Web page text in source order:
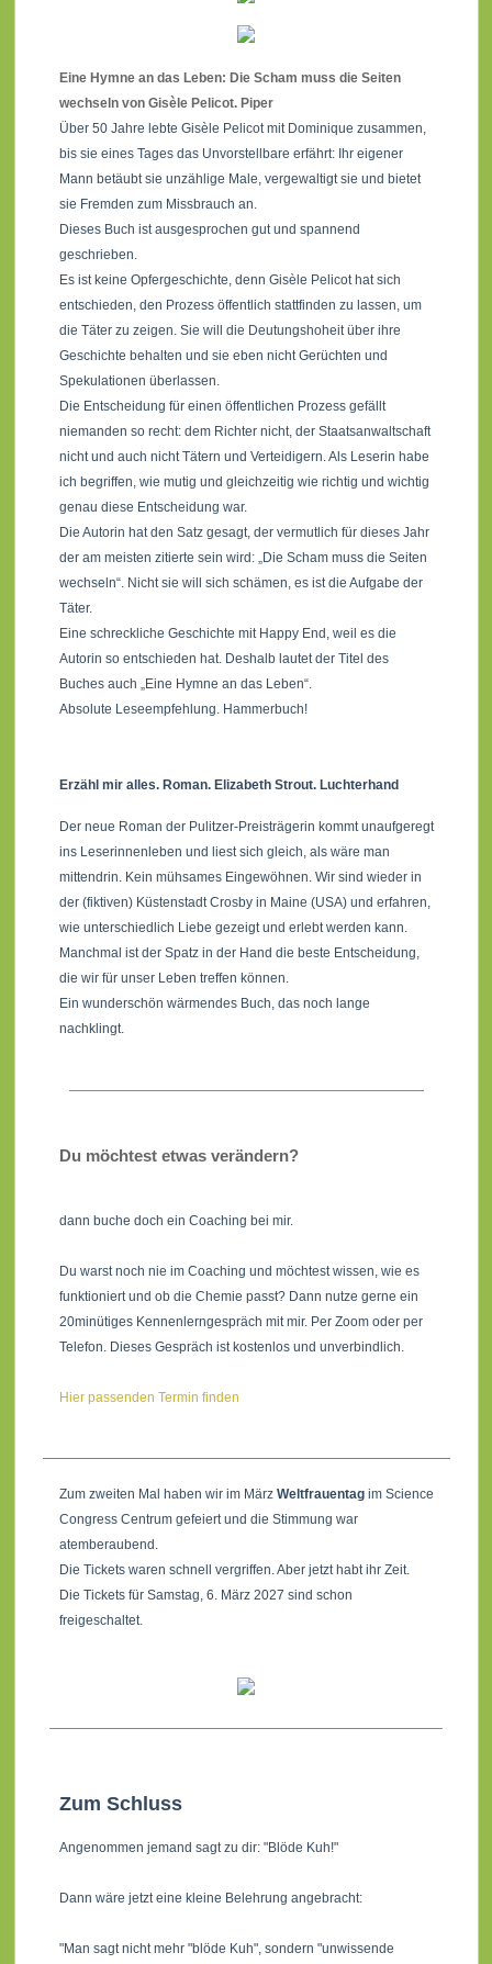
Eine Hymne an das Leben: Die Scham muss die Seiten
wechseln von Gisèle Pelicot. Piper
Über 50 Jahre lebte Gisèle Pelicot mit Dominique zusammen,
bis sie eines Tages das Unvorstellbare erfährt: Ihr eigener
Mann betäubt sie unzählige Male, vergewaltigt sie und bietet
sie Fremden zum Missbrauch an.
Dieses Buch ist ausgesprochen gut und spannend
geschrieben.
Es ist keine Opfergeschichte, denn Gisèle Pelicot hat sich
entschieden, den Prozess öffentlich stattfinden zu lassen, um
die Täter zu zeigen. Sie will die Deutungshoheit über ihre
Geschichte behalten und sie eben nicht Gerüchten und
Spekulationen überlassen.
Die Entscheidung für einen öffentlichen Prozess gefällt
niemanden so recht: dem Richter nicht, der Staatsanwaltschaft
nicht und auch nicht Tätern und Verteidigern. Als Leserin habe
ich begriffen, wie mutig und gleichzeitig wie richtig und wichtig
genau diese Entscheidung war.
Die Autorin hat den Satz gesagt, der vermutlich für dieses Jahr
der am meisten zitierte sein wird: „Die Scham muss die Seiten
wechseln“. Nicht sie will sich schämen, es ist die Aufgabe der
Täter.
Eine schreckliche Geschichte mit Happy End, weil es die
Autorin so entschieden hat. Deshalb lautet der Titel des
Buches auch „Eine Hymne an das Leben“.
Absolute Leseempfehlung. Hammerbuch!
Erzähl mir alles. Roman. Elizabeth Strout. Luchterhand
Der neue Roman der Pulitzer-Preisträgerin kommt unaufgeregt
ins Leserinnenleben und liest sich gleich, als wäre man
mittendrin. Kein mühsames Eingewöhnen. Wir sind wieder in
der (fiktiven) Küstenstadt Crosby in Maine (USA) und erfahren,
wie unterschiedlich Liebe gezeigt und erlebt werden kann.
Manchmal ist der Spatz in der Hand die beste Entscheidung,
die wir für unser Leben treffen können.
Ein wunderschön wärmendes Buch, das noch lange
nachklingt.
Du möchtest etwas verändern?
dann buche doch ein Coaching bei mir.
Du warst noch nie im Coaching und möchtest wissen, wie es
funktioniert und ob die Chemie passt? Dann nutze gerne ein
20minütiges Kennenlerngespräch mit mir. Per Zoom oder per
Telefon. Dieses Gespräch ist kostenlos und unverbindlich.
Hier passenden Termin finden
Zum zweiten Mal haben wir im März Weltfrauentagim Science
Congress Centrum gefeiert und die Stimmung war
atemberaubend.
Die Tickets waren schnell vergriffen. Aber jetzt habt ihr Zeit.
Die Tickets für Samstag, 6. März 2027 sind schon
freigeschaltet.
Zum Schluss
Angenommen jemand sagt zu dir: "Blöde Kuh!"
Dann wäre jetzt eine kleine Belehrung angebracht:
"Man sagt nicht mehr "blöde Kuh", sondern "unwissende